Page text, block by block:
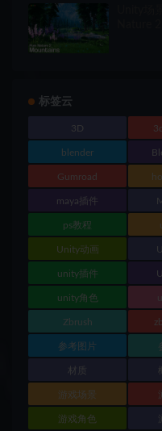
标签云
3D
blender
Gumroad
maya插件
ps教程
Unity动画
unity插件
unity角色
Zbrush
参考图片
材质
游戏场景
游戏角色